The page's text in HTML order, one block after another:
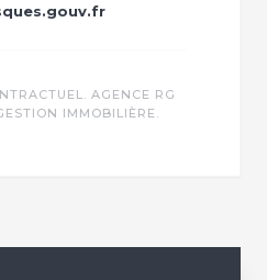
AGENCE RG
IMMOBILIÈRE.